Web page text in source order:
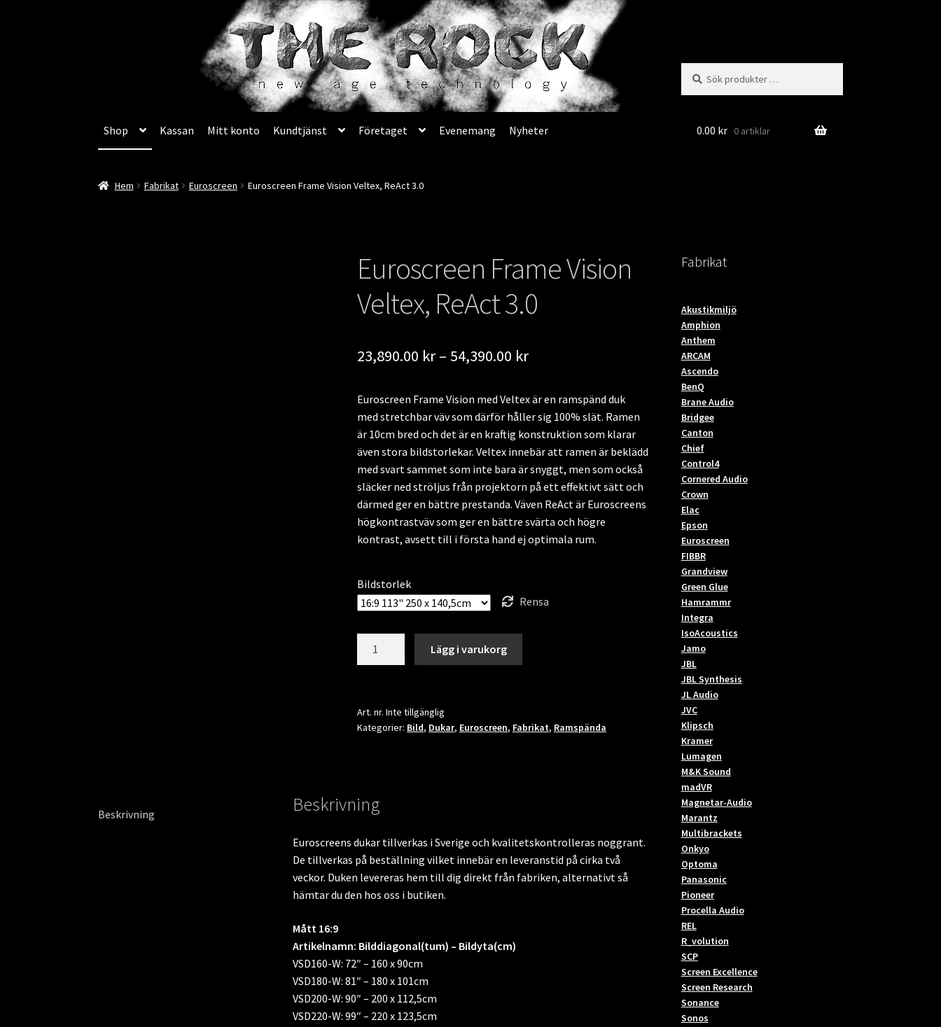
till
till
efter:
Shop Kassan Mitt konto Kundtjänst Företaget Evenemang Nyheter 0.00 kr 0 artiklar
Hem Fabrikat Euroscreen Euroscreen Frame Vision Veltex, ReAct 3.0
Euroscreen Frame Vision
Veltex, ReAct 3.0
23,890.00 kr – 54,390.00 krPrisintervall:
till
54,390.00 kr
Euroscreen Frame Vision med Veltex är en ramspänd duk
med stretchbar väv som därför håller sig 100% slät. Ramen
är 10cm bred och det är en kraftig konstruktion som klarar
även stora bildstorlekar. Veltex innebär att ramen är beklädd
med svart sammet som inte bara är snyggt, men som också
släcker ned ströljus från projektorn på ett effektivt sätt och
därmed ger en bättre prestanda. Väven ReAct är Euroscreens
högkontrastväv som ger en bättre svärta och högre
kontrast, avsett till i första hand ej optimala rum.
Bildstorlek
Rensa
ReAct
3.0
Lägg i varukorg
Art. nr.Inte tillgänglig
Kategorier: Bild, Dukar, Euroscreen, Fabrikat, Ramspända
Beskrivning Beskrivning
Euroscreens dukar tillverkas i Sverige och kvalitetskontrolleras noggrant.
De tillverkas på beställning vilket innebär en leveranstid på cirka två
veckor. Duken levereras hem till dig direkt från fabriken, alternativt så
hämtar du den hos oss i butiken.
Mått 16:9
Artikelnamn: Bilddiagonal(tum) – Bildyta(cm)
VSD160-W: 72″ – 160 x 90cm
VSD180-W: 81″ – 180 x 101cm
VSD200-W: 90″ – 200 x 112,5cm
VSD220-W: 99″ – 220 x 123,5cm
Fabrikat
Akustikmiljö
Amphion
Anthem
ARCAM
Ascendo
BenQ
Brane Audio
Bridgee
Canton
Chief
Control4
Cornered Audio
Crown
Elac
Epson
Euroscreen
FIBBR
Grandview
Green Glue
Hamrammr
Integra
IsoAcoustics
Jamo
JBL
JBL Synthesis
JL Audio
JVC
Klipsch
Kramer
Lumagen
M&K Sound
madVR
Magnetar-Audio
Marantz
Multibrackets
Onkyo
Optoma
Panasonic
Pioneer
Procella Audio
REL
R_volution
SCP
Screen Excellence
Screen Research
Sonance
Sonos